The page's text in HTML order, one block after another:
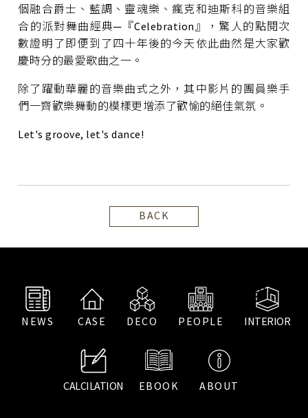
個融合爵士、藍調、靈魂樂、瘋克和迪斯科的音樂組
合的派對舞曲經典─『Celebration』，驚人的點閱次
數證明了即便到了四十年後的今天依此曲然是大家歡
慶時分的最愛歌曲之一。
除了躍動華麗的音樂曲式之外，其中影片的團員樂手
們一齊歡樂舞動的模樣更增添了歡愉的絕佳氣氛。
Let's groove, let's dance!
BACK
NEWS CASE DECO PEOPLE INTERIOR
CALCILATION EBOOK ABOUT